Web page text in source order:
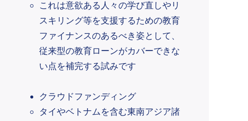
これは意欲ある人々の学び直しやリ
スキリング等を支援するための教育
ファイナンスのあるべき姿として、
従来型の教育ローンがカバーできな
い点を補完する試みです
クラウドファンディング
タイやベトナムを含む東南アジア諸